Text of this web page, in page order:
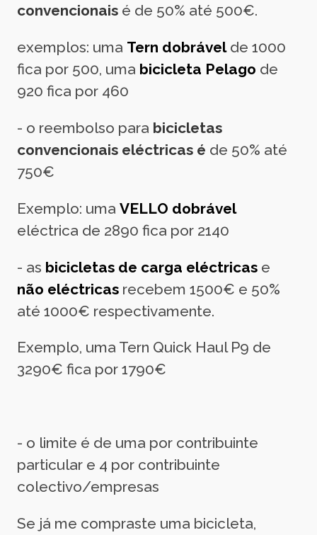
convencionais é de 50% até 500€.
exemplos: uma Tern dobrávelde 1000
fica por 500, uma bicicleta Pelago de
920 fica por 460
- o reembolso para bicicletas
convencionais eléctricas é de 50% até
750€
Exemplo: uma VELLO dobrável
eléctrica de 2890 fica por 2140
- as bicicletas de carga eléctricas e
não eléctricas recebem 1500€ e 50%
até 1000€ respectivamente.
Exemplo, uma Tern Quick Haul P9 de
3290€ fica por 1790€
- o limite é de uma por contribuinte
particular e 4 por contribuinte
colectivo/empresas
Se já me compraste uma bicicleta,